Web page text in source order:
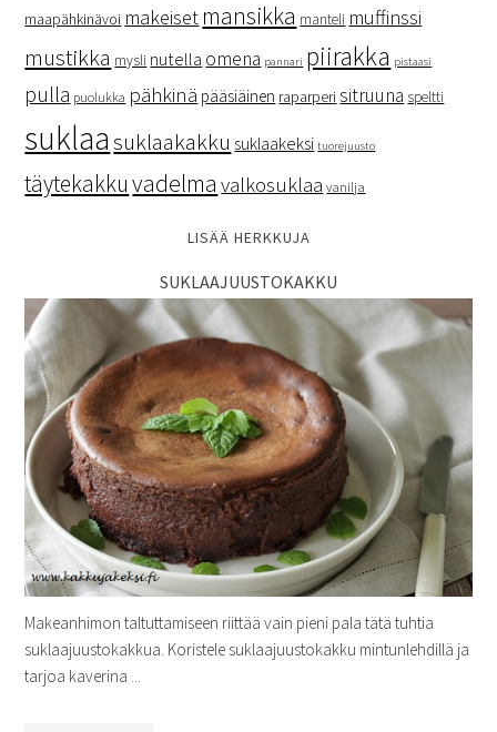
maapähkinävoi makeiset mansikka manteli muffinssi
mustikka mysli nutella omena pannari piirakka pistaasi
pulla puolukka pähkinä pääsiäinen raparperi sitruuna speltti
suklaa suklaakakku suklaakeksi tuorejuusto
täytekakkuvadelma valkosuklaa vanilja
LISÄÄ HERKKUJA
SUKLAAJUUSTOKAKKU
Makeanhimon taltuttamiseen riittää vain pieni pala tätä tuhtia
suklaajuustokakkua. Koristele suklaajuustokakku mintunlehdillä ja
tarjoa kaverina ...